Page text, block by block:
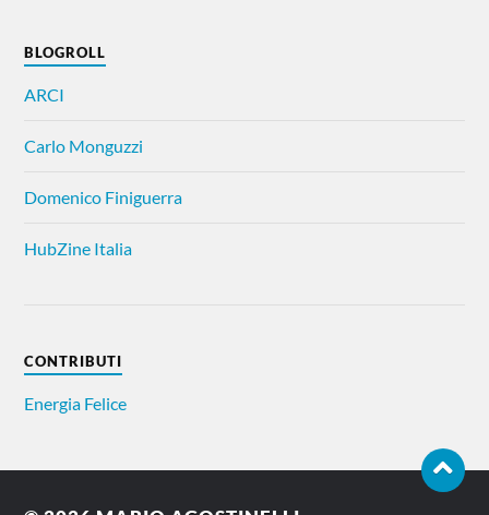
BLOGROLL
ARCI
Carlo Monguzzi
Domenico Finiguerra
HubZine Italia
CONTRIBUTI
Energia Felice